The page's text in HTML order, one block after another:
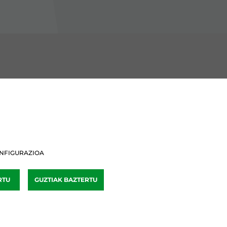
Gipuzko Buru Batzar
GUZTIAK BAZTERTU